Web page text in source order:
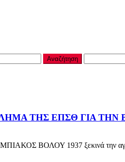
ΤΗΣ ΕΠΣΘ ΓΙΑ
ΒΟΛΟΥ 1937 ξεκινά την